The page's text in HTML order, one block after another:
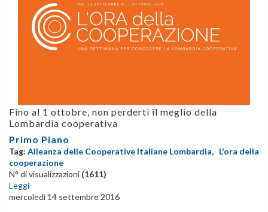
Fino al 1 ottobre, non perderti il meglio della
Lombardia cooperativa
Primo Piano
Tag: Alleanza delle Cooperative Italiane Lombardia, L'ora della
cooperazione
N° di visualizzazioni (1611)
Leggi
mercoledì 14 settembre 2016